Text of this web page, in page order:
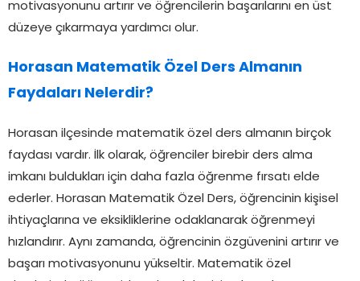
motivasyonunu artırır ve öğrencilerin başarılarını en üst
düzeye çıkarmaya yardımcı olur.
Horasan Matematik Özel Ders Almanın
Faydaları Nelerdir?
Horasan ilçesinde matematik özel ders almanın birçok
faydası vardır. İlk olarak, öğrenciler birebir ders alma
imkanı buldukları için daha fazla öğrenme fırsatı elde
ederler. Horasan Matematik Özel Ders, öğrencinin kişisel
ihtiyaçlarına ve eksikliklerine odaklanarak öğrenmeyi
hızlandırır. Aynı zamanda, öğrencinin özgüvenini artırır ve
başarı motivasyonunu yükseltir. Matematik özel